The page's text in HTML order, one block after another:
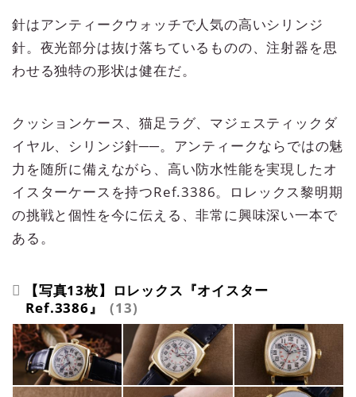
針はアンティークウォッチで人気の高いシリンジ
針。夜光部分は抜け落ちているものの、注射器を思
わせる独特の形状は健在だ。
クッションケース、猫足ラグ、マジェスティックダ
イヤル、シリンジ針──。アンティークならではの魅
力を随所に備えながら、高い防水性能を実現したオ
イスターケースを持つRef.3386。ロレックス黎明期
の挑戦と個性を今に伝える、非常に興味深い一本で
ある。
【写真13枚】ロレックス『オイスター
Ref.3386』
13